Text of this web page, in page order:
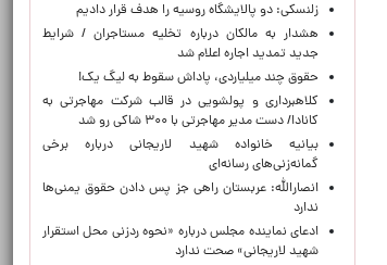
زلنسکی: دو پالایشگاه روسیه را هدف قرار دادیم
هشدار به مالکان درباره تخلیه مستاجران / شرایط
جدید تمدید اجاره اعلام شد
حقوق چند میلیاردی، پاداش سقوط به لیگ یک!
کلاهبرداری و پولشویی در قالب شرکت مهاجرتی به
کانادا/ دست مدیر مهاجرتی با ۳۰۰ شاکی رو شد
بیانیه خانواده شهید لاریجانی درباره برخی
گمانه‌زنی‌های رسانه‌ای
انصارالله: عربستان راهی جز پس دادن حقوق یمنی‌ها
ندارد
ادعای نماینده مجلس درباره «نحوه ردزنی محل استقرار
شهید لاریجانی» صحت ندارد